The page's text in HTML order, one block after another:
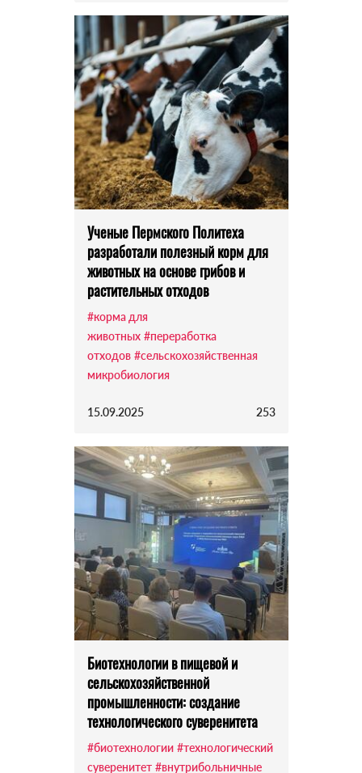
Ученые Пермского Политеха
разработали полезный корм для
животных на основе грибов и
растительных отходов
#корма для
животных #переработка
отходов #сельскохозяйственная
микробиология
15.09.2025 253
Биотехнологии в пищевой и
сельскохозяйственной
промышленности: создание
технологического суверенитета
#биотехнологии #технологический
суверенитет #внутрибольничные